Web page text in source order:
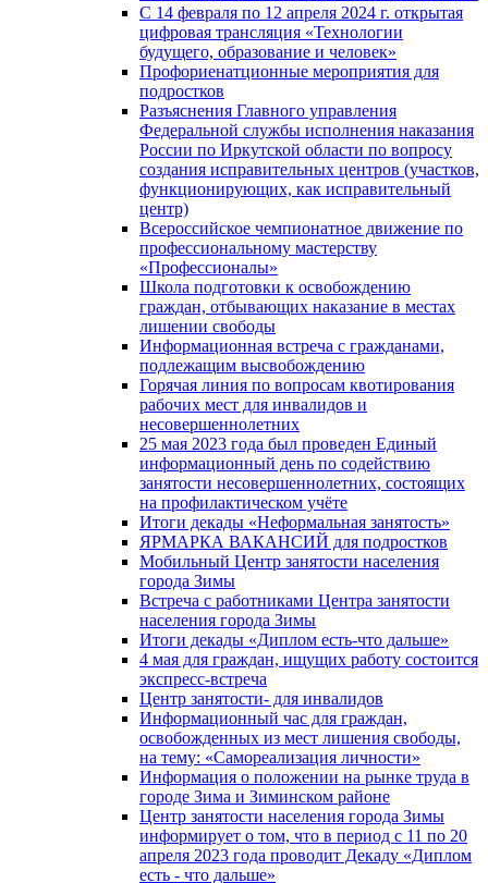
С 14 февраля по 12 апреля 2024 г. открытая
цифровая трансляция «Технологии
будущего, образование и человек»
Профориенатционные мероприятия для
подростков
Разъяснения Главного управления
Федеральной службы исполнения наказания
России по Иркутской области по вопросу
создания исправительных центров (участков,
функционирующих, как исправительный
центр)
Всероссийское чемпионатное движение по
профессиональному мастерству
«Профессионалы»
Школа подготовки к освобождению
граждан, отбывающих наказание в местах
лишении свободы
Информационная встреча с гражданами,
подлежащим высвобождению
Горячая линия по вопросам квотирования
рабочих мест для инвалидов и
несовершеннолетних
25 мая 2023 года был проведен Единый
информационный день по содействию
занятости несовершеннолетних, состоящих
на профилактическом учёте
Итоги декады «Неформальная занятость»
ЯРМАРКА ВАКАНСИЙ для подростков
Мобильный Центр занятости населения
города Зимы
Встреча с работниками Центра занятости
населения города Зимы
Итоги декады «Диплом есть-что дальше»
4 мая для граждан, ищущих работу состоится
экспресс-встреча
Центр занятости- для инвалидов
Информационный час для граждан,
освобожденных из мест лишения свободы,
на тему: «Самореализация личности»
Информация о положении на рынке труда в
городе Зима и Зиминском районе
Центр занятости населения города Зимы
информирует о том, что в период с 11 по 20
апреля 2023 года проводит Декаду «Диплом
есть - что дальше»